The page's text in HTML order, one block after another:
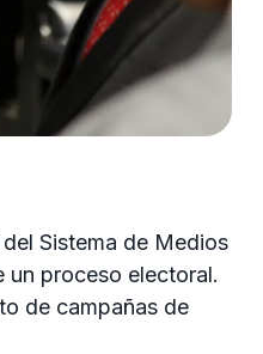
Sistema de Medios
un proceso electoral.
de campañas de